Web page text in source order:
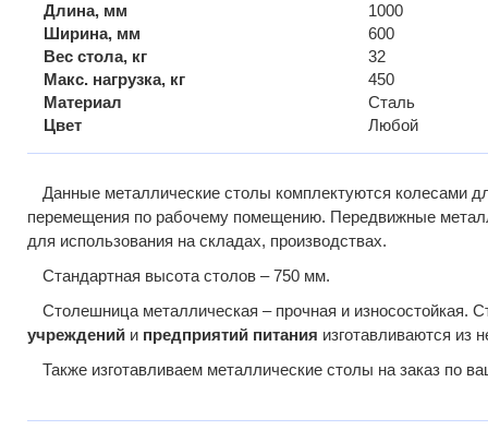
Длина, мм
1000
Ширина, мм
600
Вес стола, кг
32
Макс. нагрузка, кг
450
Материал
Сталь
Цвет
Любой
Данные металлические столы комплектуются колесами
перемещения по рабочему помещению. Передвижные
для использования на складах, производствах.
Стандартная высота столов – 750 мм.
Столешница металлическая – прочная и износостойкая.
учреждений и предприятий питания изготавливаются из
Также изготавливаем металлические столы на заказ по